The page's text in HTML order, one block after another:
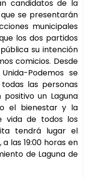
candidatos de la
se presentarán
municipales
los dos partidos
su intención
comicios. Desde
Podemos se
las personas
un Laguna
el bienestar y la
vida de todos los
tendrá lugar el
las 19:00 horas en
de Laguna de